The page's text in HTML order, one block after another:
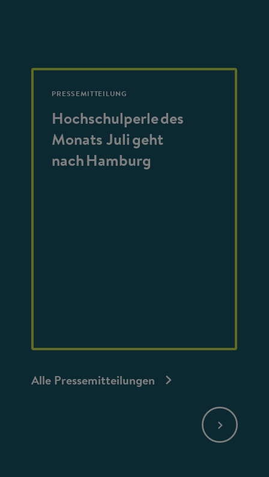
PRESSEMITTEILUNG
Hochschulperle des
Monats Juli geht
nach Hamburg
Alle Pressemitteilungen